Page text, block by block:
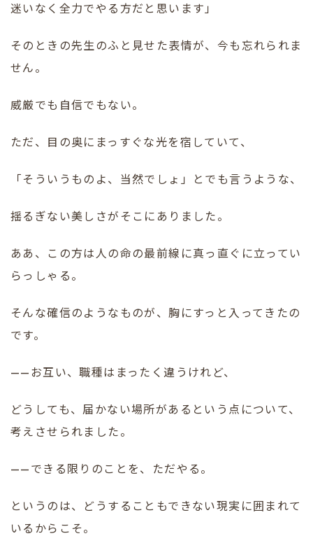
迷いなく全力でやる方だと思います」
そのときの先生のふと見せた表情が、今も忘れられま
せん。
威厳でも自信でもない。
ただ、目の奥にまっすぐな光を宿していて、
「そういうものよ、当然でしょ」とでも言うような、
揺るぎない美しさがそこにありました。
ああ、この方は人の命の最前線に真っ直ぐに立ってい
らっしゃる。
そんな確信のようなものが、胸にすっと入ってきたの
です。
——お互い、職種はまったく違うけれど、
どうしても、届かない場所があるという点について、
考えさせられました。
——できる限りのことを、ただやる。
というのは、どうすることもできない現実に囲まれて
いるからこそ。